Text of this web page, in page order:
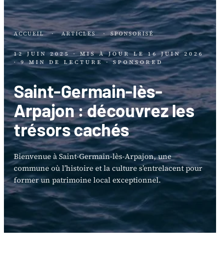
ACCUEIL · ARTICLES · SPONSORISÉ
12 JUIN 2025 · MIS À JOUR LE16 JUIN 2026
· 9 MIN DE LECTURE · SPONSORED
Saint-Germain-lès-
Arpajon : découvrez les
trésors cachés
Bienvenue à Saint-Germain-lès-Arpajon, une
commune où l’histoire et la culture s’entrelacent pour
former un patrimoine local exceptionnel.